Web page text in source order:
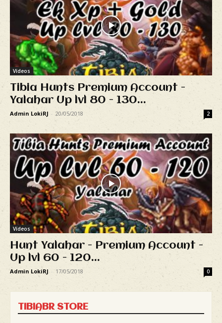
Vídeos
Tibia Hunts Premium Account -
Yalahar Up lvl 80 - 130...
Admin LokiRJ - 20/05/2018 2
Vídeos
Hunt Yalahar - Premium Account -
Up lvl 60 - 120...
Admin LokiRJ - 17/05/2018 0
TIBIABR STORE